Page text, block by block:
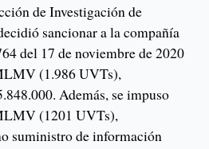
de Investigación de
sancionar a la compañía
del 17 de noviembre de 2020
(1.986 UVTs),
Además, se impuso
(1201 UVTs),
suministro de información